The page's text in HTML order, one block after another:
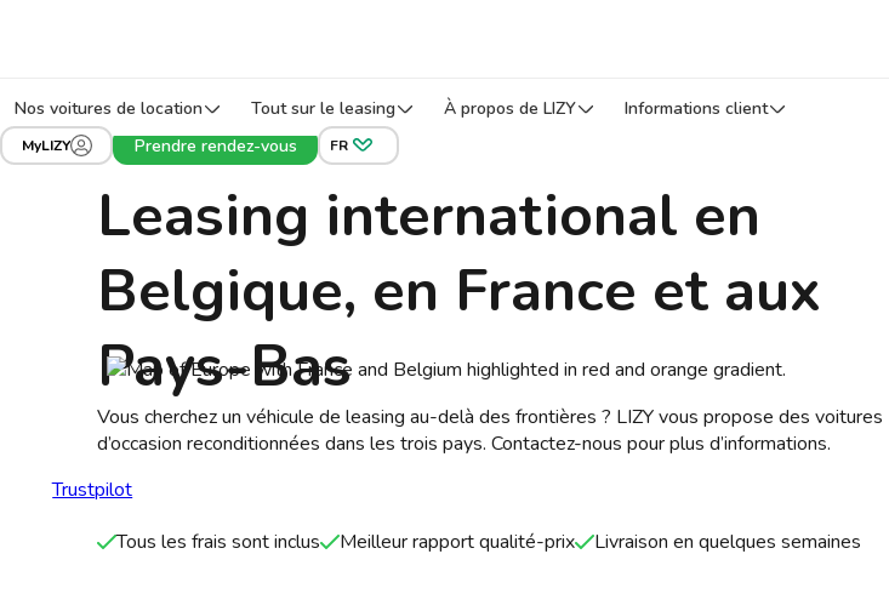
Nos voitures de location Tout sur le leasing À propos de LIZY Informations client
MyLIZY Prendre rendez-vous FR
Leasing international en
Belgique, en France et aux
Pays-Bas
Vous cherchez un véhicule de leasing au-delà des frontières ? LIZY vous propose des voitures
d’occasion reconditionnées dans les trois pays. Contactez-nous pour plus d’informations.
Trustpilot
Tous les frais sont inclus
Meilleur rapport qualité-prix Livraison en quelques semaines